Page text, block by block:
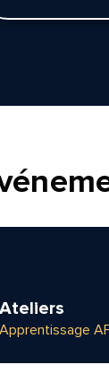
Ateliers
Apprentissage